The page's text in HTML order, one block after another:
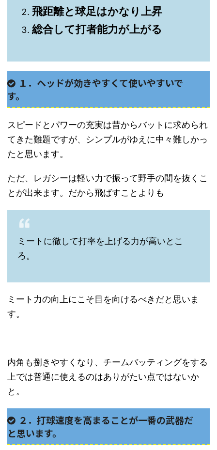
飛距離と球足はかなり上昇
総合して打者能力が上がる
１．ヘッドが効きやすくて使いやすいで
す。
スピードとパワーの充実は昔からバットに求められ
てきた難題ですが、シンプルがゆえに中々難しかっ
たと思います。
ただ、レガシーは軽い力で振って野手の間を抜くこ
とが出来ます。だから飛ばすことよりも
ミートに徹して打率を上げる力が高いとこ
ろ。
ミート力の向上にこそ目を向けるべきだと思いま
す。
内角も捌きやすくなり、チームバッティングをする
上では普通に使えるのはありがたい点ではないか
と。
２．打球速度を高まることが一番の武器だ
と思います。